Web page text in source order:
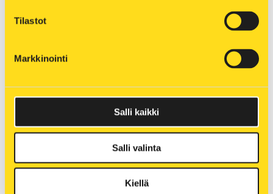
Tilastot
Markkinointi
Salli kaikki
Salli valinta
Kiellä
lämmönjakelun tuotantotavoista riippumatta,
kertoo kaukolämpöjohtaja Reima Lassila.
Jatkossa lämmöntuotanto on hajautetumpaa,
mikä turvaa jo nyt erinomaisella tasolla olevaa
tuotetaan myös sähkökattilalla, mikä mahdollistaa
edullisten sähkönhintojen hyödyntämisen.
pienydinvoimalla tuotettua kaukolämpöä ja
olemme luonnollisestikin kiinnostuneita
hukkalämpöjen hyödyntämisestä, Lassilla